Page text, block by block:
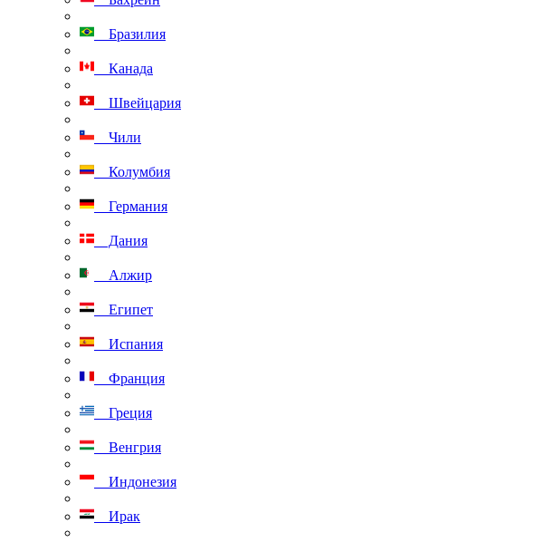
Бразилия
Канада
Швейцария
Чили
Колумбия
Германия
Дания
Алжир
Египет
Испания
Франция
Греция
Венгрия
Индонезия
Ирак